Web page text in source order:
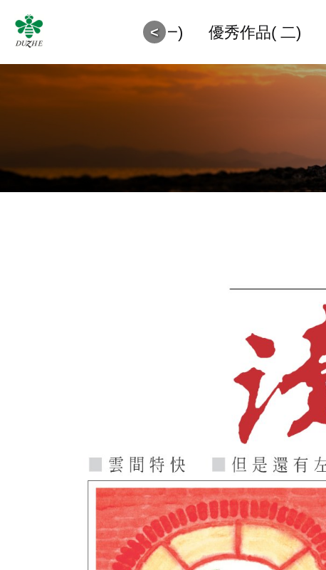
<
作品 優秀作品(一) 優秀作品( 二)